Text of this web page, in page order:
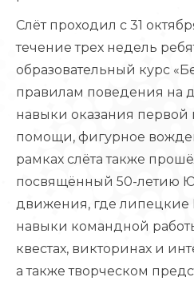
Слёт проходил с 31
течение трех недель
образовательный курс
правилам поведения на
навыки оказания
помощи, фигурное
рамках слёта также
посвящённый 50-летию
движения, где
навыки командной
квестах, викторинах и
а также творческом